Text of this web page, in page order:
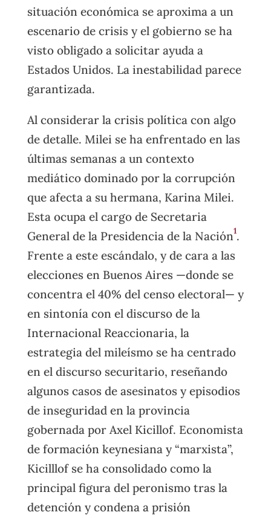
situación económica se aproxima a un
escenario de crisis y el gobierno se ha
visto obligado a solicitar ayuda a
Estados Unidos. La inestabilidad parece
garantizada.
Al considerar la crisis política con algo
de detalle. Milei se ha enfrentado en las
últimas semanas a un contexto
mediático dominado por la corrupción
que afecta a su hermana, Karina Milei.
Esta ocupa el cargo de Secretaria
General de la Presidencia de la Nación1.
Frente a este escándalo, y de cara a las
elecciones en Buenos Aires —donde se
concentra el 40% del censo electoral— y
en sintonía con el discurso de la
Internacional Reaccionaria, la
estrategia del mileísmo se ha centrado
en el discurso securitario, reseñando
algunos casos de asesinatos y episodios
de inseguridad en la provincia
gobernada por Axel Kicillof. Economista
de formación keynesiana y “marxista”,
Kicilllof se ha consolidado como la
principal figura del peronismo tras la
detención y condena a prisión